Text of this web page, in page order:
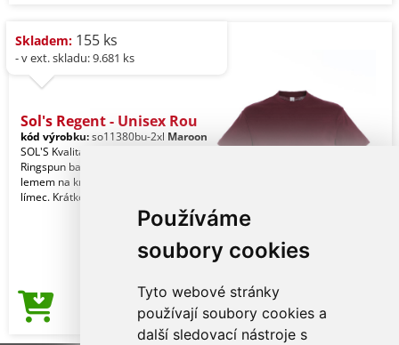
Používáme
soubory cookies
Tyto webové stránky
používají soubory cookies a
další sledovací nástroje s
Skladem: 155 ks
- v ext. skladu: 9.681 ks
Sol's Regent - Unisex Rou
kód výrobku:so11380bu-2xl Maroon
SOL'S Kvalita. 100% částečně česaná
Ringspun bavlna. Styl. Vyztužení
lemem na krku. Elastanový žebrovaný
límec. Krátké r
Cena od70,55Kč